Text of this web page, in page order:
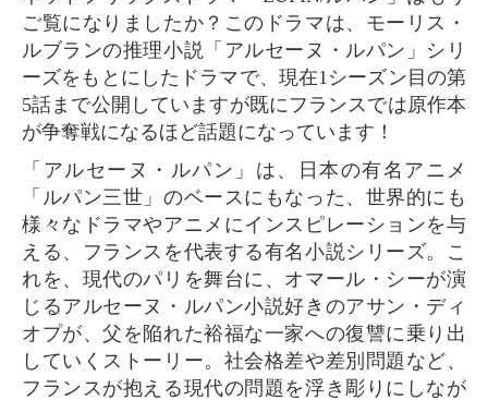
ご覧になりましたか？このドラマは、モーリス・
ルブランの推理小説「アルセーヌ・ルパン」シリ
ーズをもとにしたドラマで、現在1シーズン目の第
5話まで公開していますが既にフランスでは原作本
が争奪戦になるほど話題になっています！
「アルセーヌ・ルパン」は、日本の有名アニメ
「ルパン三世」のベースにもなった、世界的にも
様々なドラマやアニメにインスピレーションを与
える、フランスを代表する有名小説シリーズ。こ
れを、現代のパリを舞台に、オマール・シーが演
じるアルセーヌ・ルパン小説好きのアサン・ディ
オプが、父を陥れた裕福な一家への復讐に乗り出
していくストーリー。社会格差や差別問題など、
フランスが抱える現代の問題を浮き彫りにしなが